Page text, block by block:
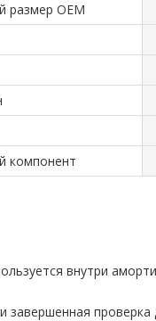
размер OEM
компонент
внутри
проверка